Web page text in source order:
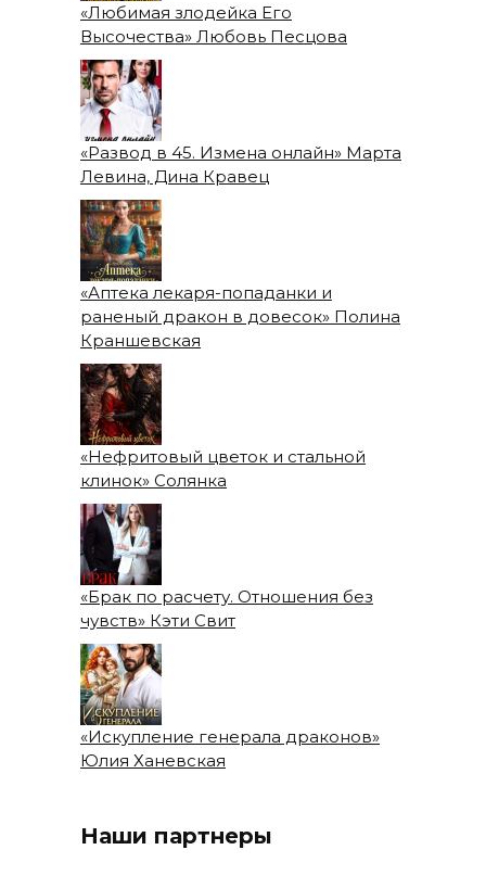
«Любимая злодейка Его
Высочества» Любовь Песцова
«Развод в 45. Измена онлайн» Марта
Левина, Дина Кравец
«Аптека лекаря-попаданки и
раненый дракон в довесок» Полина
Краншевская
«Нефритовый цветок и стальной
клинок» Солянка
«Брак по расчету. Отношения без
чувств» Кэти Свит
«Искупление генерала драконов»
Юлия Ханевская
Наши партнеры